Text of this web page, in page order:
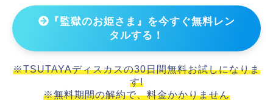
『監獄のお姫さま』を今すぐ無料レン
タルする！
※TSUTAYAディスカスの30日間無料お試しになりま
す!
※無料期間の解約で、料金かかりません